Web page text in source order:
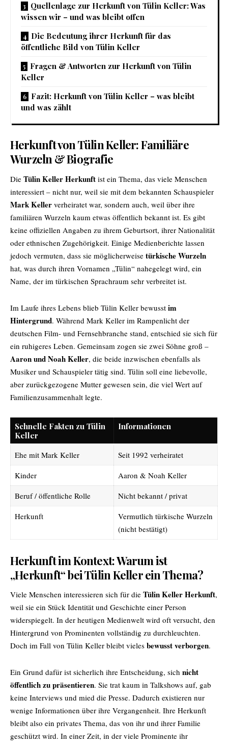
Quellenlage zur Herkunft von Tülin Keller: Was
wissen wir – und was bleibt offen
Die Bedeutung ihrer Herkunft für das
öffentliche Bild von Tülin Keller
Fragen & Antworten zur Herkunft von Tülin
Keller
Fazit: Herkunft von Tülin Keller – was bleibt
und was zählt
Herkunft von Tülin Keller: Familiäre
Wurzeln & Biografie
Die Tülin Keller Herkunft ist ein Thema, das viele Menschen
interessiert – nicht nur, weil sie mit dem bekannten Schauspieler
Mark Keller verheiratet war, sondern auch, weil über ihre
familiären Wurzeln kaum etwas öffentlich bekannt ist. Es gibt
keine offiziellen Angaben zu ihrem Geburtsort, ihrer Nationalität
oder ethnischen Zugehörigkeit. Einige Medienberichte lassen
jedoch vermuten, dass sie möglicherweise türkische Wurzeln
hat, was durch ihren Vornamen „Tülin“ nahegelegt wird, ein
Name, der im türkischen Sprachraum sehr verbreitet ist.
Im Laufe ihres Lebens blieb Tülin Keller bewusst im
Hintergrund. Während Mark Keller im Rampenlicht der
deutschen Film- und Fernsehbranche stand, entschied sie sich für
ein ruhigeres Leben. Gemeinsam zogen sie zwei Söhne groß –
Aaron und Noah Keller, die beide inzwischen ebenfalls als
Musiker und Schauspieler tätig sind. Tülin soll eine liebevolle,
aber zurückgezogene Mutter gewesen sein, die viel Wert auf
Familienzusammenhalt legte.
Schnelle Fakten zu Tülin
Keller
Informationen
Ehe mit Mark Keller
Seit 1992 verheiratet
Kinder
Aaron & Noah Keller
Beruf / öffentliche Rolle
Nicht bekannt / privat
Herkunft
Vermutlich türkische Wurzeln
(nicht bestätigt)
Herkunft im Kontext: Warum ist
„Herkunft“ bei Tülin Keller ein Thema?
Viele Menschen interessieren sich für die Tülin Keller Herkunft,
weil sie ein Stück Identität und Geschichte einer Person
widerspiegelt. In der heutigen Medienwelt wird oft versucht, den
Hintergrund von Prominenten vollständig zu durchleuchten.
Doch im Fall von Tülin Keller bleibt vieles bewusst verborgen.
Ein Grund dafür ist sicherlich ihre Entscheidung, sich nicht
öffentlich zu präsentieren. Sie trat kaum in Talkshows auf, gab
keine Interviews und mied die Presse. Dadurch existieren nur
wenige Informationen über ihre Vergangenheit. Ihre Herkunft
bleibt also ein privates Thema, das von ihr und ihrer Familie
geschützt wird. In einer Zeit, in der viele Prominente ihr